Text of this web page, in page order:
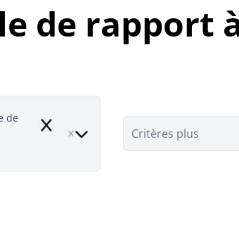
de rapport
de
Remove Critères plus